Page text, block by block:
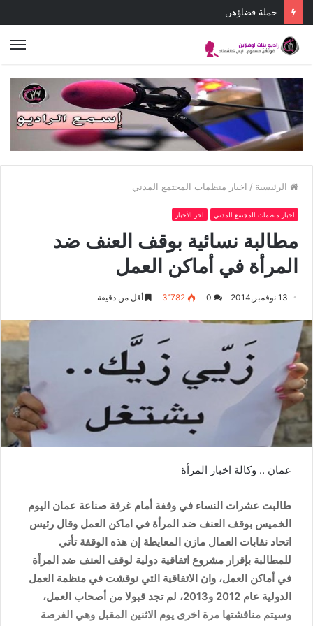
حملة فضاؤهن
الرئيسية / اخبار منظمات المجتمع المدني
اخبار منظمات المجتمع المدني اخر الأخبار
مطالبة نسائية بوقف العنف ضد
المرأة في أماكن العمل
13 نوفمبر,2014 0 3٬782 أقل من دقيقة
عمان .. وكالة اخبار المرأة
طالبت عشرات النساء في وقفة أمام غرفة صناعة عمان اليوم
الخميس بوقف العنف ضد المرأة في اماكن العمل وقال رئيس
اتحاد نقابات العمال مازن المعايطة إن هذه الوقفة تأتي
للمطالبة بإقرار مشروع اتفاقية دولية لوقف العنف ضد المرأة
في أماكن العمل، وان الاتفاقية التي نوقشت في منظمة العمل
الدولية عام 2012 و2013، لم تجد قبولا من أصحاب العمل،
وسيتم مناقشتها مرة اخرى يوم الاثنين المقبل وهي الفرصة